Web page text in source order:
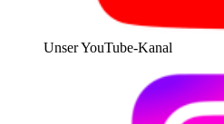
Unser YouTube-Kanal